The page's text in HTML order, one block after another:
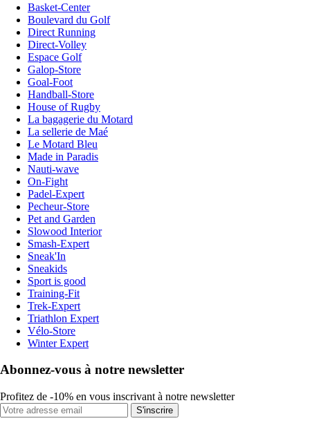
Basket-Center
Boulevard du Golf
Direct Running
Direct-Volley
Espace Golf
Galop-Store
Goal-Foot
Handball-Store
House of Rugby
La bagagerie du Motard
La sellerie de Maé
Le Motard Bleu
Made in Paradis
Nauti-wave
On-Fight
Padel-Expert
Pecheur-Store
Pet and Garden
Slowood Interior
Smash-Expert
Sneak'In
Sneakids
Sport is good
Training-Fit
Trek-Expert
Triathlon Expert
Vélo-Store
Winter Expert
Abonnez-vous à notre newsletter
Profitez de -10% en vous inscrivant à notre newsletter
S'inscrire